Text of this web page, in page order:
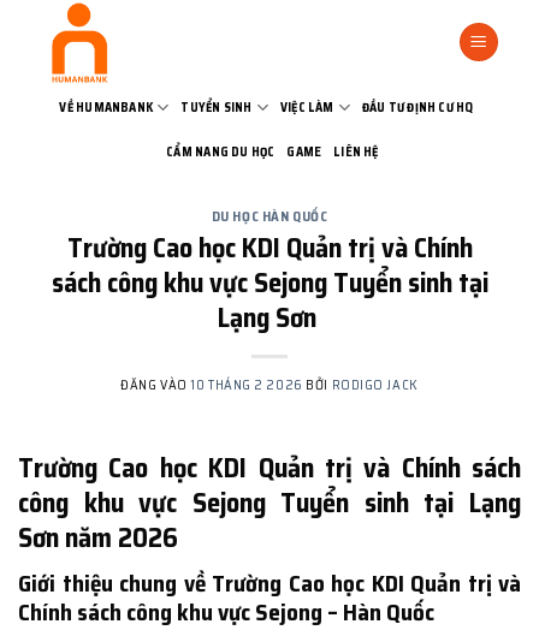
VỀ HUMANBANK TUYỂN SINH VIỆC LÀM ĐẦU TƯ ĐỊNH CƯ HQ
CẨM NANG DU HỌC GAME LIÊN HỆ
DU HỌC HÀN QUỐC
Trường Cao học KDI Quản trị và Chính
sách công khu vực Sejong Tuyển sinh tại
Lạng Sơn
ĐĂNG VÀO10 THÁNG 2 2026 BỞI RODIGO JACK
Trường Cao học KDI Quản trị và Chính sách
công khu vực Sejong Tuyển sinh tại Lạng
Sơn năm 2026
Giới thiệu chung về Trường Cao học KDI Quản trị và
Chính sách công khu vực Sejong – Hàn Quốc